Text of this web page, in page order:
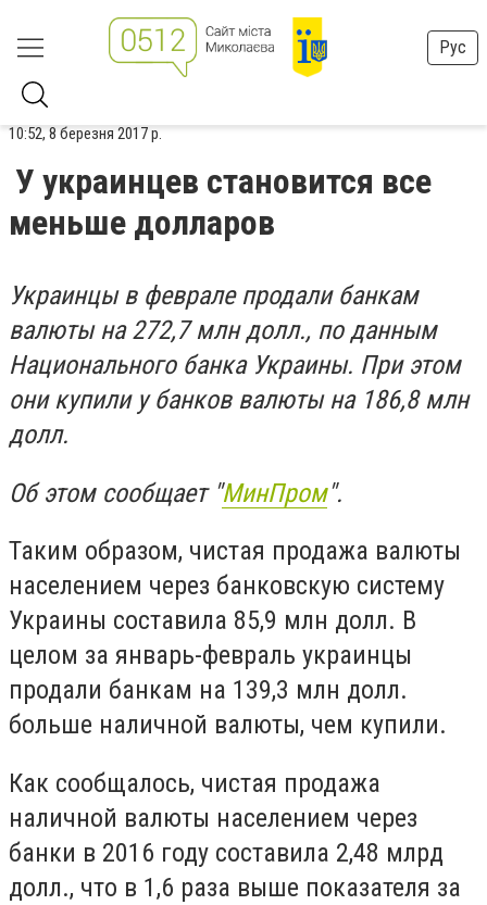
Рус
10:52, 8 березня 2017 р.
У украинцев становится все
меньше долларов
Украинцы в феврале продали банкам
валюты на 272,7 млн долл., по данным
Национального банка Украины. При этом
они купили у банков валюты на 186,8 млн
долл.
Об этом сообщает "МинПром".
Таким образом, чистая продажа валюты
населением через банковскую систему
Украины составила 85,9 млн долл. В
целом за январь-февраль украинцы
продали банкам на 139,3 млн долл.
больше наличной валюты, чем купили.
Как сообщалось, чистая продажа
наличной валюты населением через
банки в 2016 году составила 2,48 млрд
долл., что в 1,6 раза выше показателя за